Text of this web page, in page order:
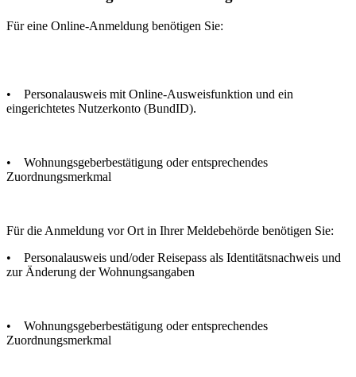
Für eine Online-Anmeldung benötigen Sie:
• Personalausweis mit Online-Ausweisfunktion und ein
eingerichtetes Nutzerkonto (BundID).
• Wohnungsgeberbestätigung oder entsprechendes
Zuordnungsmerkmal
Für die Anmeldung vor Ort in Ihrer Meldebehörde benötigen Sie:
• Personalausweis und/oder Reisepass als Identitätsnachweis und
zur Änderung der Wohnungsangaben
• Wohnungsgeberbestätigung oder entsprechendes
Zuordnungsmerkmal